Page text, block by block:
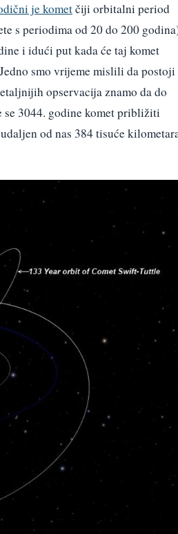
je kometčiji orbitalni period
s periodima od 20 do 200
i idući put kada će taj komet
smo vrijeme mislili da postoji
opservacija znamo da do
se 3044. godine komet približiti
od nas 384 tisuće